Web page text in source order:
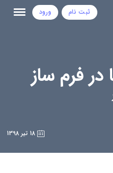
ثبت نام ورود
در فرم ساز
18 تیر 1398